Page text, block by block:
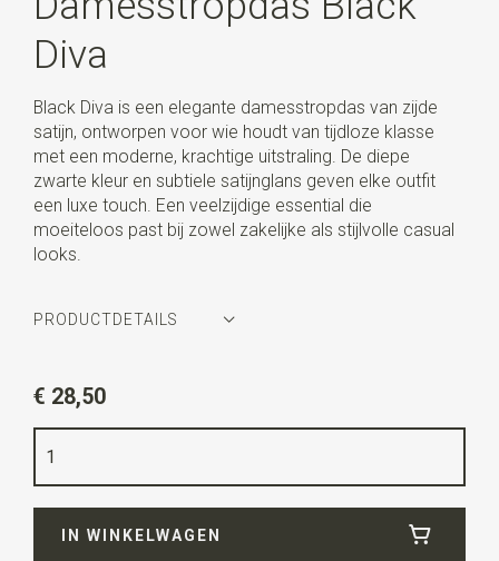
Diva
Black Diva is een elegante damesstropdas van zijde
satijn, ontworpen voor wie houdt van tijdloze klasse
met een moderne, krachtige uitstraling. De diepe
zwarte kleur en subtiele satijnglans geven elke outfit
een luxe touch. Een veelzijdige essential die
moeiteloos past bij zowel zakelijke als stijlvolle casual
looks.
PRODUCTDETAILS
zwart
Kwaliteit
Lengteca. 147 cm
€ 28,50
IN WINKELWAGEN